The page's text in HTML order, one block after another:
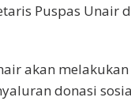
Puspas Unair
akan
donasi